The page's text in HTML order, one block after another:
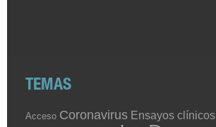
TEMAS
Acceso Coronavirus Ensayos clínicos